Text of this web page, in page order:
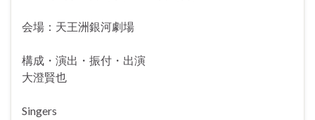
会場：天王洲銀河劇場
構成・演出・振付・出演
大澄賢也
Singers